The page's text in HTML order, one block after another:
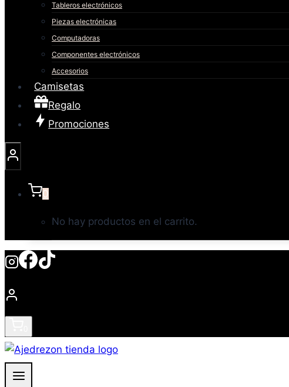
Tableros electrónicos
Piezas electrónicas
Computadoras
Componentes electrónicos
Accesorios
Camisetas
Regalo
Promociones
0
No hay productos en el carrito.